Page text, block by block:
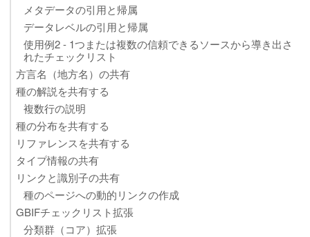
メタデータの引用と帰属
データレベルの引用と帰属
使用例2 - 1つまたは複数の信頼できるソースから導き出さ
れたチェックリスト
方言名（地方名）の共有
種の解説を共有する
複数行の説明
種の分布を共有する
リファレンスを共有する
タイプ情報の共有
リンクと識別子の共有
種のページへの動的リンクの作成
GBIFチェックリスト拡張
分類群（コア）拡張